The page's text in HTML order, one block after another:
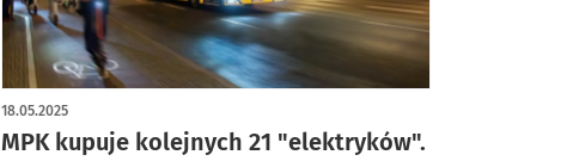
MPK kupuje kolejnych 21 "elektryków".
18.05.2025